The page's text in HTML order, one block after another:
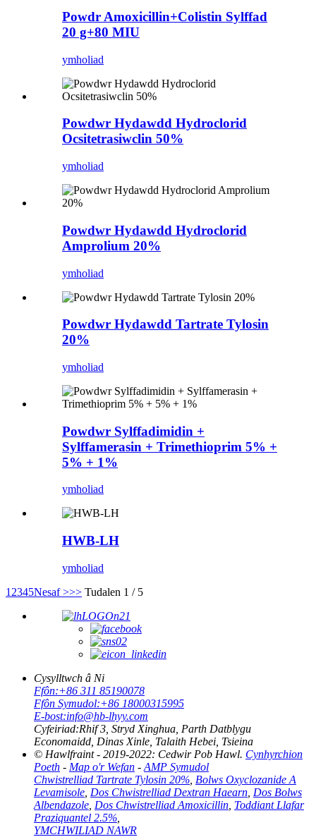
Powdr Amoxicillin+Colistin Sylffad
20 g+80 MIU
ymholiad
Powdwr Hydawdd Hydroclorid
Ocsitetrasiwclin 50%
ymholiad
Powdwr Hydawdd Hydroclorid
Amprolium 20%
ymholiad
Powdwr Hydawdd Tartrate Tylosin
20%
ymholiad
Powdwr Sylffadimidin +
Sylffamerasin + Trimethioprim 5% +
5% + 1%
ymholiad
HWB-LH
ymholiad
1 2345Nesaf >>> Tudalen 1 / 5
Cysylltwch â Ni
Ffôn:+86 311 85190078
Ffôn Symudol:+86 18000315995
E-bost:info@hb-lhyy.com
Cyfeiriad:Rhif 3, Stryd Xinghua, Parth Datblygu
Economaidd, Dinas Xinle, Talaith Hebei, Tsieina
© Hawlfraint - 2019-2022: Cedwir Pob Hawl. Cynhyrchion
Poeth - Map o'r Wefan - AMP Symudol
Chwistrelliad Tartrate Tylosin 20% Bolws Oxyclozanide A
Levamisole Dos Chwistrelliad Dextran Haearn Dos Bolws
Albendazole Dos Chwistrelliad Amoxicillin Toddiant Llafar
Praziquantel 2.5%
YMCHWILIAD NAWR